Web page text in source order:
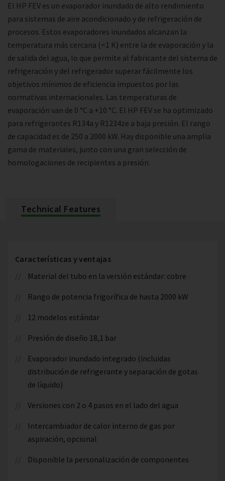
El HP FEV es un evaporador inundado de alto rendimiento
para sistemas de aire acondicionado y de refrigeración de
procesos. Estos evaporadores inundados alcanzan la
temperatura más cercana (<1 K) entre la de evaporación y la
de salida del agua, lo que permite al fabricante del sistema de
refrigeración y del refrigerador superar fácilmente los
objetivos mínimos de eficiencia impuestos por las
normativas internacionales. Las temperaturas de
evaporación van de 0 °C a +10 °C. El HP FEV se ha optimizado
para refrigerantes R134a y R1234ze a baja presión. El rango
de capacidad es de 250 a 2000 kW. Hay disponible una amplia
gama de materiales, junto con una gran selección de
homologaciones de recipientes a presión.
Technical Features
Características y ventajas
Material del tubo en la versión estándar: cobre
Rango de potencia frigorífica de hasta 2000 kW
12 modelos estándar
Presión de diseño 18,1 bar
Evaporador inundado integrado (incluidas
distribución de refrigerante y separación de gotas
de líquido)
Versiones con 2 o 4 pasos en el lado del agua
Intercambiador de calor interno de gas por
aspiración, opcional
Disponible la personalización de componentes